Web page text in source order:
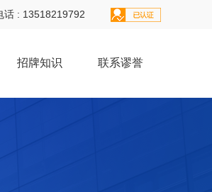
话 : 13518219792
招牌知识 联系谬誉